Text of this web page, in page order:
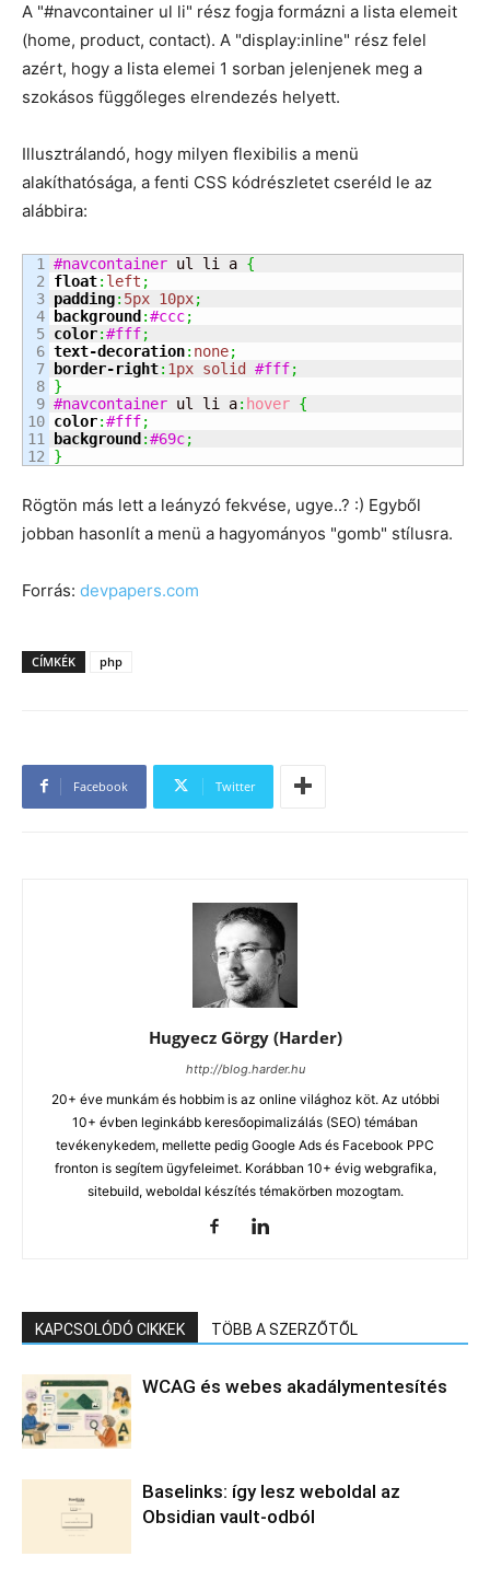
A "#navcontainer ul li" rész fogja formázni a lista elemeit
(home, product, contact). A "display:inline" rész felel
azért, hogy a lista elemei 1 sorban jelenjenek meg a
szokásos függőleges elrendezés helyett.
Illusztrálandó, hogy milyen flexibilis a menü
alakíthatósága, a fenti CSS kódrészletet cseréld le az
alábbira:
1
2
3
4
5
6
7
8
9
10
11
#navcontainer ul li a {
float: left ;
padding: 5px 10px;
background :#ccc;
color:#fff;
text-decoration: none;
border-right: 1px solid #fff;
}
#navcontainer ul li a: hover {
color:#fff;
background :#69c;
}
Rögtön más lett a leányzó fekvése, ugye..? :) Egyből
jobban hasonlít a menü a hagyományos "gomb" stílusra.
Forrás: devpapers.com
CÍMKÉK php
Facebook Twitter
Hugyecz Görgy (Harder)
http://blog.harder.hu
20+ éve munkám és hobbim is az online világhoz köt. Az utóbbi
10+ évben leginkább keresőopimalizálás (SEO) témában
tevékenykedem, mellette pedig Google Ads és Facebook PPC
fronton is segítem ügyfeleimet. Korábban 10+ évig webgrafika,
sitebuild, weboldal készítés témakörben mozogtam.
KAPCSOLÓDÓ CIKKEK TÖBB A SZERZŐTŐL
WCAG és webes akadálymentesítés
Baselinks: így lesz weboldal az
Obsidian vault-odból